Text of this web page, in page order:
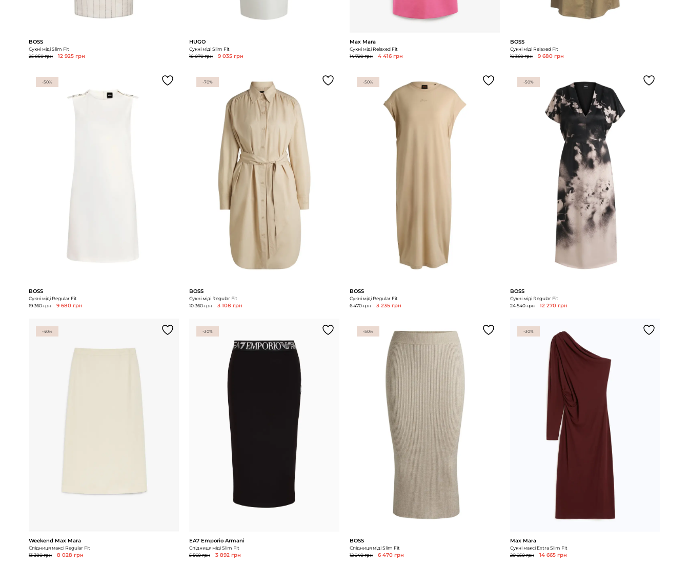
BOSS
Сукні міді Slim Fit
25 850 грн
12 925 грн
HUGO
Сукні міді Slim Fit
18 070 грн
9 035 грн
Max Mara
Сукні міді Relaxed Fit
14 720 грн
4 416 грн
BOSS
Сукні міді Relaxed Fit
19 360 грн
9 680 грн
-50%
BOSS
Сукні міді Regular Fit
19 360 грн
9 680 грн
-70%
BOSS
Сукні міді Regular Fit
10 360 грн
3 108 грн
-50%
BOSS
Сукні міді Regular Fit
6 470 грн
3 235 грн
-50%
BOSS
Сукні міді Regular Fit
24 540 грн
12 270 грн
-40%
Weekend Max Mara
Спідниця максі Regular Fit
13 380 грн
8 028 грн
-30%
EA7 Emporio Armani
Спідниця міді Slim Fit
5 560 грн
3 892 грн
-50%
BOSS
Спідниця міді Slim Fit
12 940 грн
6 470 грн
-30%
Max Mara
Сукні максі Extra Slim Fit
20 950 грн
14 665 грн